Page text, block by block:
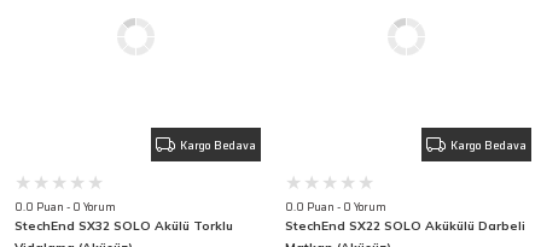
Kargo Bedava
0.0 Puan - 0 Yorum
StechEnd SX32 SOLO Akülü Torklu
Kargo Bedava
0.0 Puan - 0 Yorum
StechEnd SX22 SOLO Akükülü Darbeli